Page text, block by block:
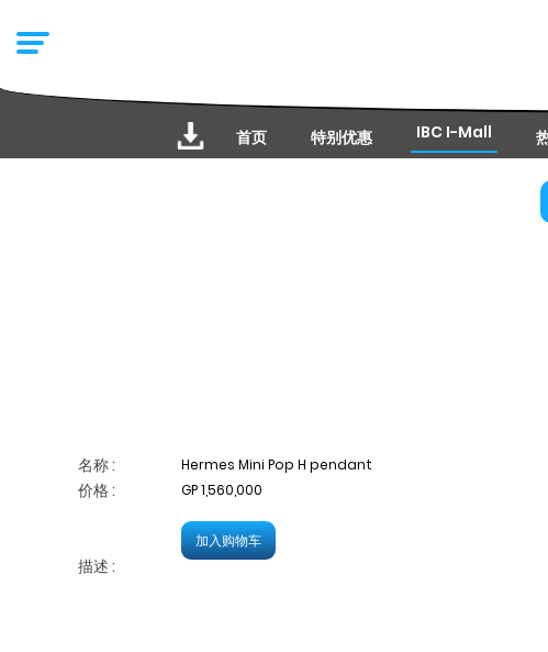
首页 特别优惠 IBC I-Mall
名称 : Hermes Mini Pop H pendant
价格 : GP 1,560,000
加入购物车
描述 :